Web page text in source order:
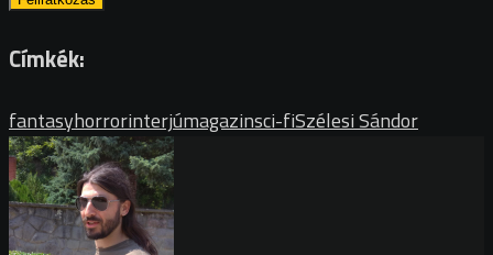
Címkék:
fantasyhorrorinterjúmagazinsci-fiSzélesi Sándor